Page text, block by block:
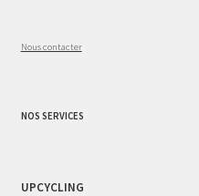
Nous contacter
NOS SERVICES
UPCYCLING